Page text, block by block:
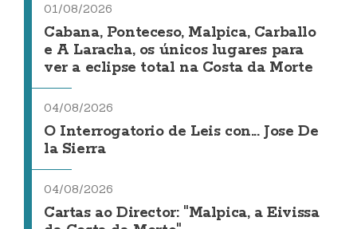
01/08/2026
Cabana, Ponteceso, Malpica, Carballo
e A Laracha, os únicos lugares para
ver a eclipse total na Costa da Morte
04/08/2026
O Interrogatorio de Leis con... Jose De
la Sierra
04/08/2026
Cartas ao Director: "Malpica, a Eivissa